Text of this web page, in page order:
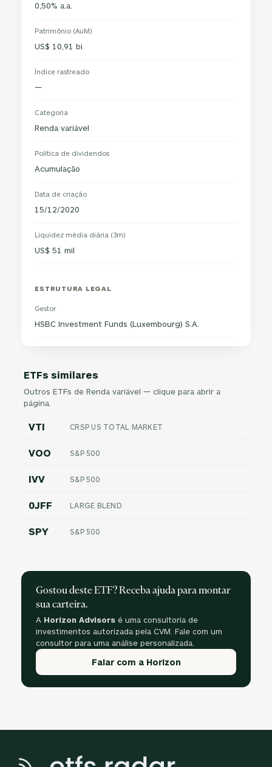
0,50% a.a.
Patrimônio (AuM)
US$ 10,91 bi
Índice rastreado
—
Categoria
Renda variável
Política de dividendos
Acumulação
Data de criação
15/12/2020
Liquidez média diária (3m)
US$ 51 mil
ESTRUTURA LEGAL
Gestor
HSBC Investment Funds (Luxembourg) S.A.
ETFs similares
Outros ETFs de Renda variável — clique para abrir a
página.
VTI CRSP US TOTAL MARKET
VOO S&P 500
IVV S&P 500
0JFF LARGE BLEND
SPY S&P 500
Gostou deste ETF? Receba ajuda para montar
sua carteira.
A Horizon Advisors é uma consultoria de
investimentos autorizada pela CVM. Fale com um
consultor para uma análise personalizada.
Falar com a Horizon